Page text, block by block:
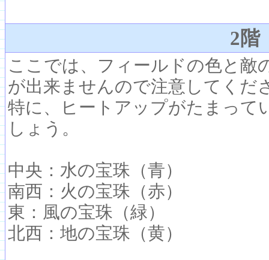
2階
ここでは、フィールドの色と敵
が出来ませんので注意してくだ
特に、ヒートアップがたまって
しょう。
中央：水の宝珠（青）
南西：火の宝珠（赤）
東：風の宝珠（緑）
北西：地の宝珠（黄）